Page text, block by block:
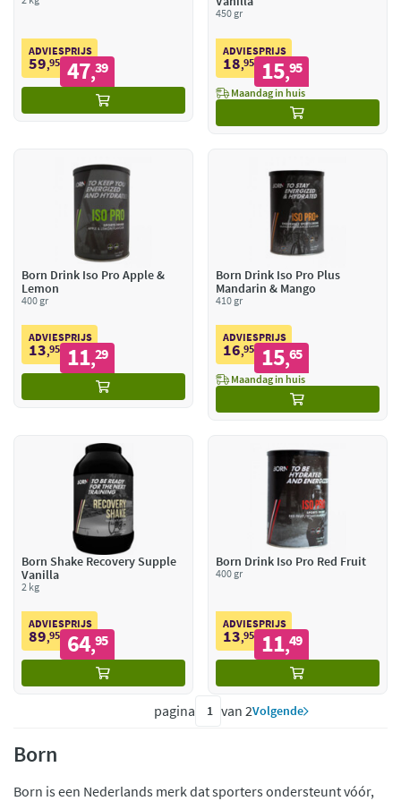
ADVIESPRIJS
59,95 47,39
450 gr
ADVIESPRIJS
18,95 15,95
Maandag in huis
Born Drink Iso Pro Apple &
Lemon
400 gr
ADVIESPRIJS
13,95 11,29
Born Drink Iso Pro Plus
Mandarin & Mango
410 gr
ADVIESPRIJS
16,95 15,65
Maandag in huis
Born Shake Recovery Supple
Vanilla
2 kg
ADVIESPRIJS
89,95 64,95
Born Drink Iso Pro Red Fruit
400 gr
ADVIESPRIJS
13,95 11,49
pagina van 2Volgende
Born
Born is een Nederlands merk dat sporters ondersteunt vóór,